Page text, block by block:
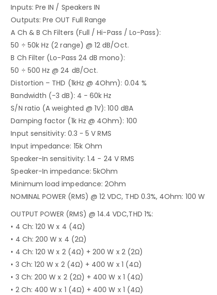
Inputs: Pre IN / Speakers IN
Outputs: Pre OUT Full Range
A Ch & B Ch Filters (Full / Hi-Pass / Lo-Pass):
50 ÷ 50k Hz (2 range) @ 12 dB/Oct.
B Ch Filter (Lo-Pass 24 dB mono):
50 ÷ 500 Hz @ 24 dB/Oct.
Distortion – THD (1kHz @ 4Ohm): 0.04 %
Bandwidth (-3 dB): 4 - 60k Hz
S/N ratio (A weighted @ 1V): 100 dBA
Damping factor (1k Hz @ 4Ohm): 100
Input sensitivity: 0.3 - 5 V RMS
Input impedance: 15k Ohm
Speaker-In sensitivity: 1.4 - 24 V RMS
Speaker-In impedance: 5kOhm
Minimum load impedance: 2Ohm
NOMINAL POWER (RMS) @ 12 VDC, THD 0.3%, 4Ohm: 100 W
OUTPUT POWER (RMS) @ 14.4 VDC,THD 1%:
• 4 Ch: 120 W x 4 (4Ω)
• 4 Ch: 200 W x 4 (2Ω)
• 4 Ch: 120 W x 2 (4Ω) + 200 W x 2 (2Ω)
• 3 Ch: 120 W x 2 (4Ω) + 400 W x 1 (4Ω)
• 3 Ch: 200 W x 2 (2Ω) + 400 W x 1 (4Ω)
• 2 Ch: 400 W x 1 (4Ω) + 400 W x 1 (4Ω)